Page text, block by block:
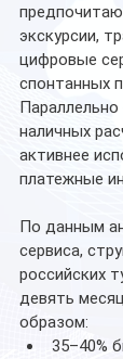
экскурсии,
цифровые
спонтанных
наличных
активнее
платежные
По данным
сервиса,
российских
девять
образом:
35–40%